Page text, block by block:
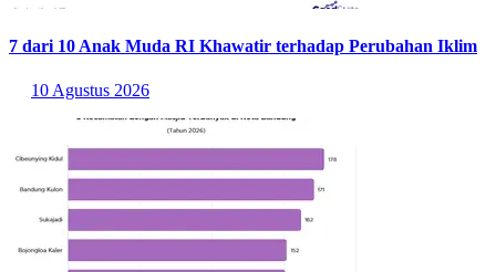
7 dari 10 Anak Muda RI Khawatir terhadap Perubahan Iklim
10 Agustus 2026